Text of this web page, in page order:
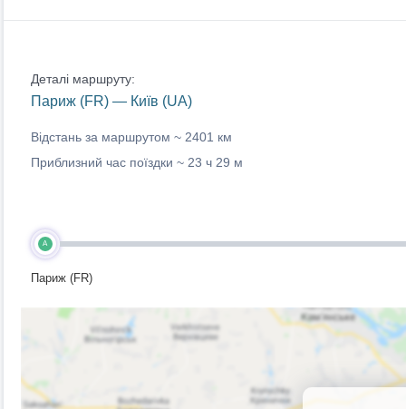
Деталі маршруту:
Париж (FR) — Київ (UA)
Відстань за маршрутом ~ 2401 км
Приблизний час поїздки ~ 23 ч 29 м
A
Париж (FR)